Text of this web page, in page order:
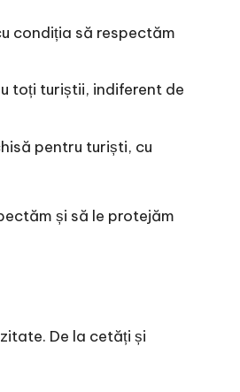
condiția să respectăm
toți turiștii, indiferent de
pentru turiști, cu
și să le protejăm
De la cetăți și